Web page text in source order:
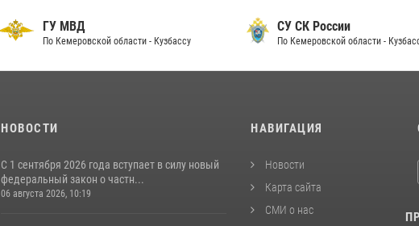
ГУ МВД
По Кемеровской области - Кузбассу
СУ СК России
По Кемеровской области -
НОВОСТИ
С 1 сентября 2026 года вступает в силу новый
федеральный закон о частн...
06 августа 2026, 10:19
НАВИГАЦИЯ
Новости
Карта сайта
СМИ о нас